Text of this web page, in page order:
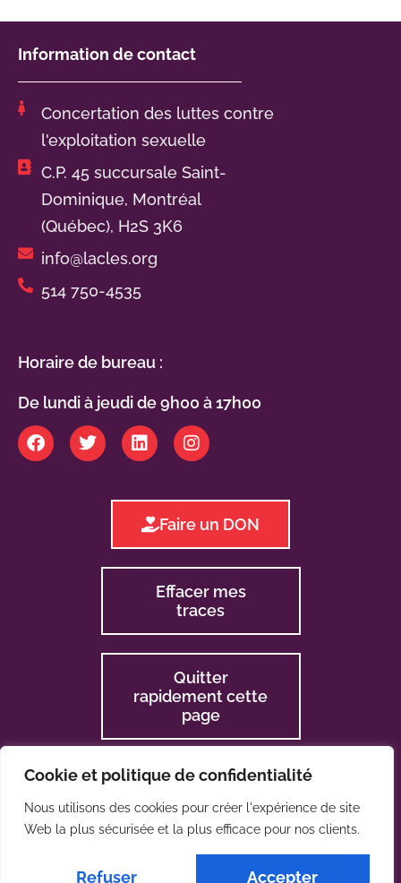
Cookie et politique de confidentialité
Nous utilisons des cookies pour créer l'expérience de site
Web la plus sécurisée et la plus efficace pour nos clients.
Refuser Accepter
Information de contact
Concertation des luttes contre
l'exploitation sexuelle
C.P. 45 succursale Saint-
Dominique, Montréal
(Québec), H2S 3K6
info@lacles.org
514 750-4535
Horaire de bureau :
De lundi à jeudi de 9h00 à 17h00
Faire un DON
Effacer mes
traces
Quitter
rapidement cette
page
2024 © La CLES